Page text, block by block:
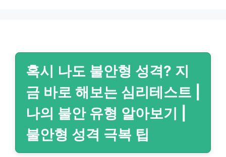
혹시 나도 불안형 성격? 지
금 바로 해보는 심리테스트 |
나의 불안 유형 알아보기 |
불안형 성격 극복 팁